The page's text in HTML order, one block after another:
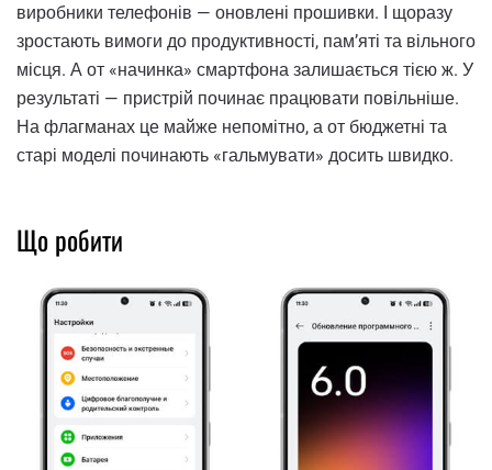
виробники телефонів — оновлені прошивки. І щоразу
зростають вимоги до продуктивності, памʼяті та вільного
місця. А от «начинка» смартфона залишається тією ж. У
результаті — пристрій починає працювати повільніше.
На флагманах це майже непомітно, а от бюджетні та
старі моделі починають «гальмувати» досить швидко.
Що робити